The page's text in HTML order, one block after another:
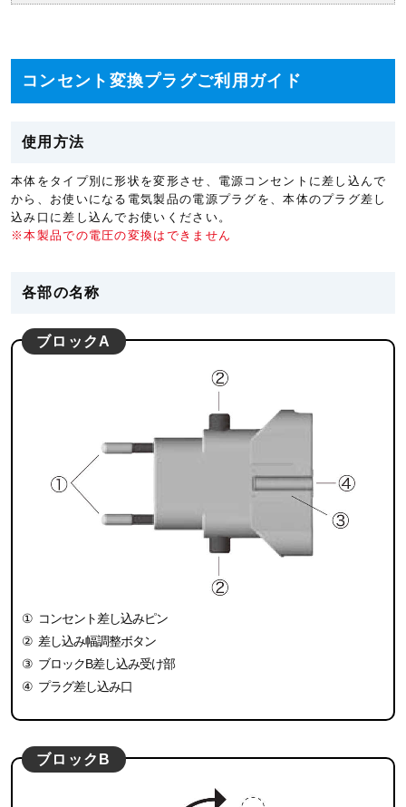
コンセント変換プラグご利用ガイド
使用方法
本体をタイプ別に形状を変形させ、電源コンセントに差し込んで
から、お使いになる電気製品の電源プラグを、本体のプラグ差し
込み口に差し込んでお使いください。
※本製品での電圧の変換はできません
各部の名称
ブロックA
① コンセント差し込みピン
② 差し込み幅調整ボタン
③ ブロックB差し込み受け部
④ プラグ差し込み口
ブロックB